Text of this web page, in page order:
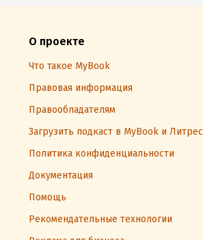
О проекте
Что такое MyBook
Правовая информация
Правообладателям
Загрузить подкаст в MyBook и Литрес
Политика конфиденциальности
Документация
Помощь
Рекомендательные технологии